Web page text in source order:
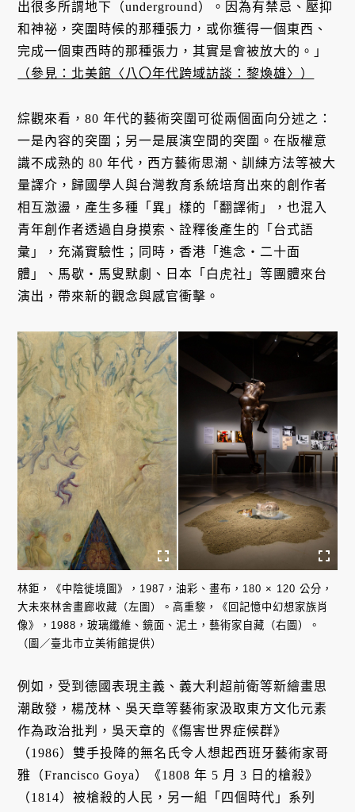
出很多所謂地下（underground）。因為有禁忌、壓抑
和神祕，突圍時候的那種張力，或你獲得一個東西、
完成一個東西時的那種張力，其實是會被放大的。」
（參見：北美館〈八〇年代跨域訪談：黎煥雄〉）
綜觀來看，80 年代的藝術突圍可從兩個面向分述之：
一是內容的突圍；另一是展演空間的突圍。在版權意
識不成熟的 80 年代，西方藝術思潮、訓練方法等被大
量譯介，歸國學人與台灣教育系統培育出來的創作者
相互激盪，產生多種「異」樣的「翻譯術」，也混入
青年創作者透過自身摸索、詮釋後產生的「台式語
彙」，充滿實驗性；同時，香港「進念・二十面
體」、馬歇・馬叟默劇、日本「白虎社」等團體來台
演出，帶來新的觀念與感官衝擊。
林鉅，《中陰徙境圖》，1987，油彩、畫布，180 × 120 公分，
大未來林舍畫廊收藏（左圖）。高重黎，《回記憶中幻想家族肖
像》，1988，玻璃纖維、鏡面、泥土，藝術家自藏（右圖）。
（圖／臺北市立美術館提供）
例如，受到德國表現主義、義大利超前衛等新繪畫思
潮啟發，楊茂林、吳天章等藝術家汲取東方文化元素
作為政治批判，吳天章的《傷害世界症候群》
（1986）雙手投降的無名氏令人想起西班牙藝術家哥
雅（Francisco Goya）《1808 年 5 月 3 日的槍殺》
（1814）被槍殺的人民，另一組「四個時代」系列